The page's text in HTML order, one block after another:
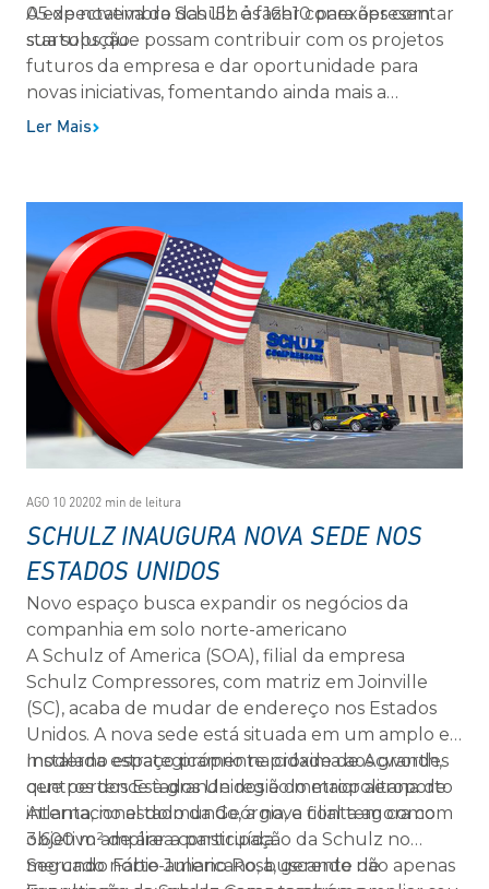
05 de novembro das 15h às 16h10 para apresentar
sua solução.
A expectativa da Schulz é fazer conexões com
startups que possam contribuir com os projetos
futuros da empresa e dar oportunidade para
novas iniciativas, fomentando ainda mais a
inovação aberta dentro da corporação.
Ler Mais
AGO 10 20202 min de leitura
SCHULZ INAUGURA NOVA SEDE NOS
ESTADOS UNIDOS
Novo espaço busca expandir os negócios da
companhia em solo norte-americano
A Schulz of America (SOA), filial da empresa
Schulz Compressores, com matriz em Joinville
(SC), acaba de mudar de endereço nos Estados
Unidos. A nova sede está situada em um amplo e
moderno espaço próprio na cidade de Acworth,
que pertence à grande região metropolitana de
Atlanta, no estado da Geórgia, e conta agora com
3.600 m² de área construída.
Instalada estrategicamente próxima aos grandes
centros dos Estados Unidos e do maior aeroporto
internacional do mundo, a nova filial tem como
objetivo ampliar a participação da Schulz no
mercado norte-americano, buscando não apenas
Segundo Fábio Juliano Rosa, gerente de